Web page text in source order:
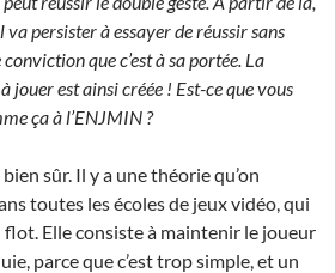
persister à essayer de réussir sans
que c’est à sa portée. La
jouer est ainsi créée ! Est-ce que vous
ça à l’ENJMIN ?
sûr. Il y a une théorie qu’on
toutes les écoles de jeux vidéo, qui
Elle consiste à maintenir le joueur
parce que c’est trop simple, et un